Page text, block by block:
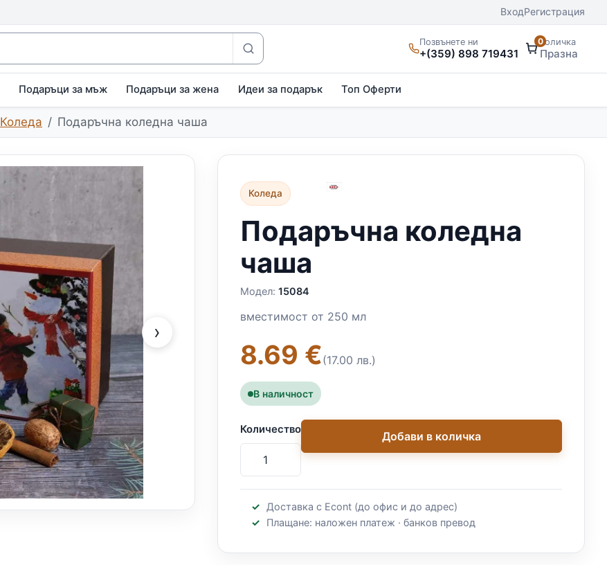
ВходРегистрация
Позвънете ни
+(359) 898 719431
0Количка
Празна
Подаръци за мъж Подаръци за жена Идеи за подарък Топ Оферти
Коледа Подаръчна коледна чаша
›
Коледа
Подаръчна коледна
чаша
Модел: 15084
вмeстимост от 250 мл
8.69 €(17.00 лв.)
В наличност
Количество Добави в количка
Доставка с Econt (до офис и до адрес)
Плащане: наложен платеж · банков превод